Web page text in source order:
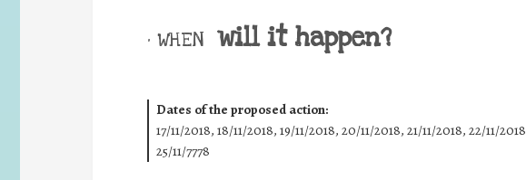
• WHEN will it happen?
Dates of the proposed action:
17/11/2018, 18/11/2018, 19/11/2018, 20/11/2018, 21/11/2018, 22/11/
25/11/7778